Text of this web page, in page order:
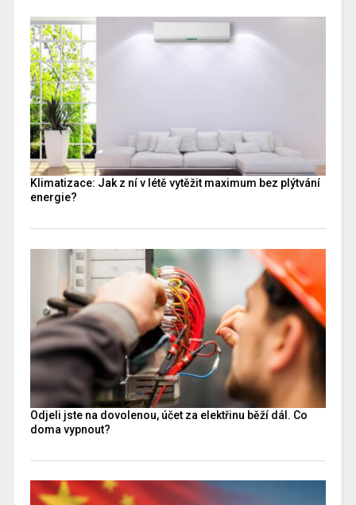
Klimatizace: Jak z ní v létě vytěžit maximum bez plýtvání
energie?
Odjeli jste na dovolenou, účet za elektřinu běží dál. Co
doma vypnout?